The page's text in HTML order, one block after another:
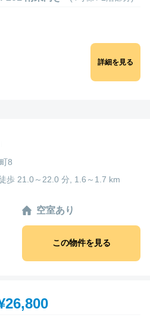
詳細を見る
8
歩 21.0～22.0 分, 1.6～1.7 km
空室あり
この物件を見る